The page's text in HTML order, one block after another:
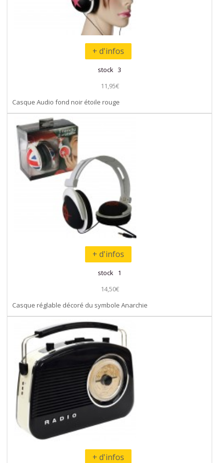
+ d'infos
stock 3
11,95€
Casque Audio fond noir étoile rouge
+ d'infos
stock 1
14,50€
Casque réglable décoré du symbole Anarchie
+ d'infos